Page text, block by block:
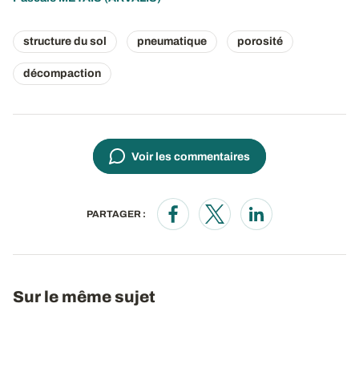
structure du sol pneumatique porosité
décompaction
Voir les commentaires
PARTAGER :
Opens in a new window
Opens in a new window
Opens in a new
Sur le même sujet